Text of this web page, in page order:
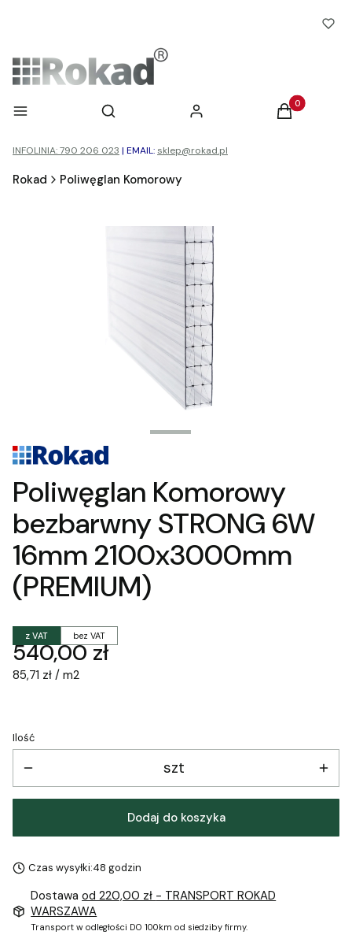
Menu Otwórz wyszukiwarkę
Szukaj Zaloguj się Produkty w
Koszyk
INFOLINIA: 790 206 023 | EMAIL: sklep@rokad.pl
Rokad Poliwęglan Komorowy
Poliwęglan Komorowy
bezbarwny STRONG 6W
16mm 2100x3000mm
(PREMIUM)
z VAT bez VAT
Cena
540,00 zł
85,71 zł / m2
Ilość
szt
Dodaj do koszyka
Czas wysyłki:48 godzin
Dostawaod 220,00 zł - TRANSPORT ROKAD
WARSZAWA
Transport w odległości DO 100km od siedziby firmy.